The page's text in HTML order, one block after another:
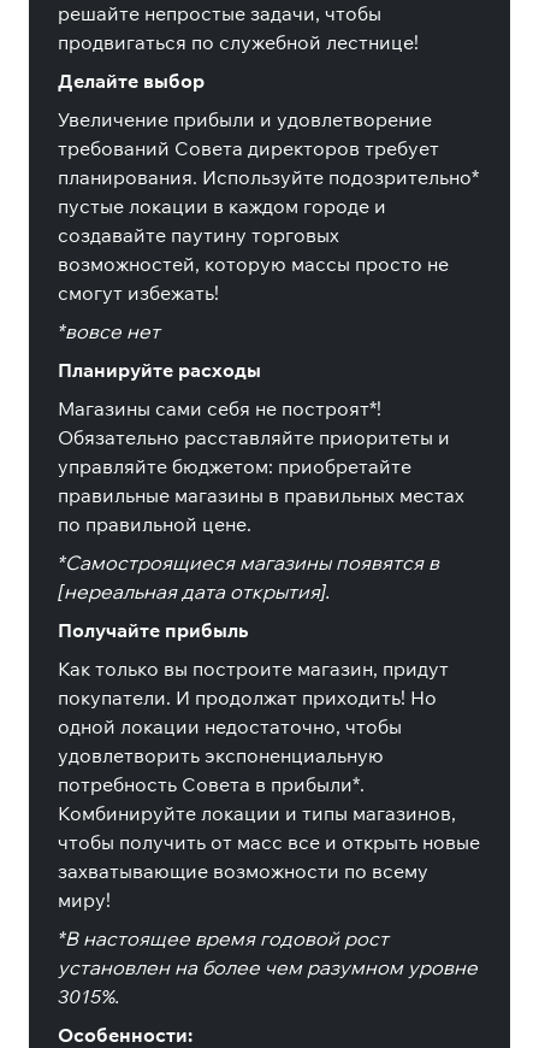
решайте непростые задачи, чтобы
продвигаться по служебной лестнице!
Делайте выбор
Увеличение прибыли и удовлетворение
требований Совета директоров требует
планирования. Используйте подозрительно*
пустые локации в каждом городе и
создавайте паутину торговых
возможностей, которую массы просто не
смогут избежать!
*вовсе нет
Планируйте расходы
Магазины сами себя не построят*!
Обязательно расставляйте приоритеты и
управляйте бюджетом: приобретайте
правильные магазины в правильных местах
по правильной цене.
*Самостроящиеся магазины появятся в
[нереальная дата открытия].
Получайте прибыль
Как только вы построите магазин, придут
покупатели. И продолжат приходить! Но
одной локации недостаточно, чтобы
удовлетворить экспоненциальную
потребность Совета в прибыли*.
Комбинируйте локации и типы магазинов,
чтобы получить от масс все и открыть новые
захватывающие возможности по всему
миру!
*В настоящее время годовой рост
установлен на более чем разумном уровне
3015%.
Особенности: